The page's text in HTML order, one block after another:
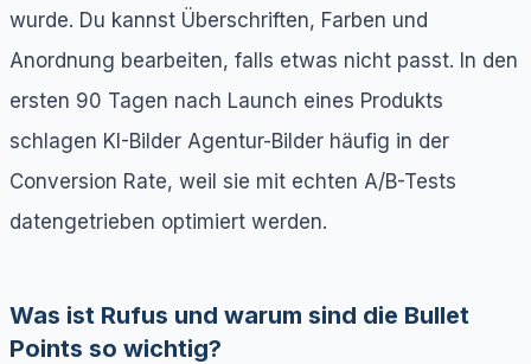
wurde. Du kannst Überschriften, Farben und
Anordnung bearbeiten, falls etwas nicht passt. In den
ersten 90 Tagen nach Launch eines Produkts
schlagen KI-Bilder Agentur-Bilder häufig in der
Conversion Rate, weil sie mit echten A/B-Tests
datengetrieben optimiert werden.
Was ist Rufus und warum sind die Bullet
Points so wichtig?